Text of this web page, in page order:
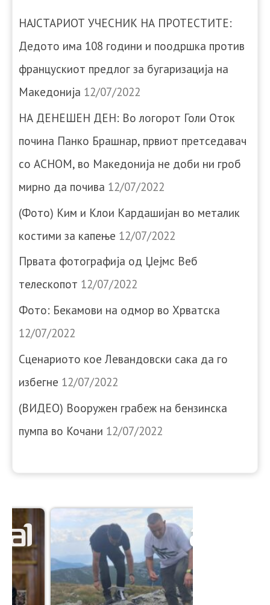
НАЈСТАРИОТ УЧЕСНИК НА ПРОТЕСТИТЕ:
Дедото има 108 години и поодршка против
францускиот предлог за бугаризација на
Македонија 12/07/2022
НА ДЕНЕШЕН ДЕН: Во логорот Голи Оток
почина Панко Брашнар, првиот претседавач
со АСНОМ, во Македонија не доби ни гроб
мирно да почива 12/07/2022
(Фото) Ким и Клои Кардашијан во металик
костими за капење 12/07/2022
Првата фотографија од Џејмс Веб
телескопот 12/07/2022
Фото: Бекамови на одмор во Хрватска
12/07/2022
Сценариото кое Левандовски сака да го
избегне 12/07/2022
(ВИДЕО) Вооружен грабеж на бензинска
пумпа во Кочани 12/07/2022